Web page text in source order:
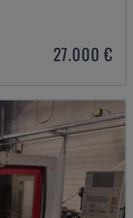
27.000 €